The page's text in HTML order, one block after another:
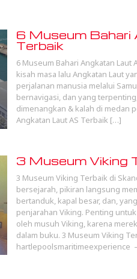
6 Museum Bahari
Terbaik
6 Museum Bahari Angkatan Laut
kisah masa lalu Angkatan Laut
perjalanan manusia melalui
bernavigasi, dan yang
dimenangkan & kalah di medan
Angkatan Laut AS Terbaik […]
3 Museum Viking
3 Museum Viking Terbaik di
bersejarah, pikiran langsung
bertanduk, kapal besar, dan,
penjarahan Viking. Penting
oleh musuh Viking, karena
dalam buku. 3 Museum Viking
hartlepoolsmaritimeexperience